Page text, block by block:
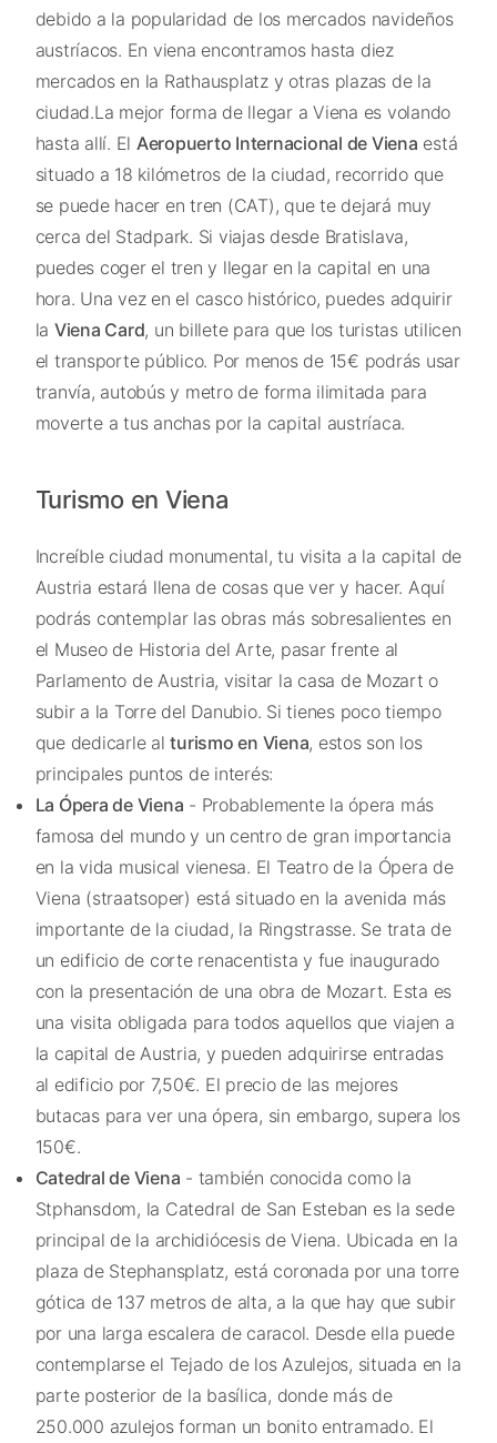
debido a la popularidad de los mercados navideños
austríacos. En viena encontramos hasta diez
mercados en la Rathausplatz y otras plazas de la
ciudad.La mejor forma de llegar a Viena es volando
hasta allí. El Aeropuerto Internacional de Viena está
situado a 18 kilómetros de la ciudad, recorrido que
se puede hacer en tren (CAT), que te dejará muy
cerca del Stadpark. Si viajas desde Bratislava,
puedes coger el tren y llegar en la capital en una
hora. Una vez en el casco histórico, puedes adquirir
la Viena Card, un billete para que los turistas utilicen
el transporte público. Por menos de 15€ podrás usar
tranvía, autobús y metro de forma ilimitada para
moverte a tus anchas por la capital austríaca.
Turismo en Viena
Increíble ciudad monumental, tu visita a la capital de
Austria estará llena de cosas que ver y hacer. Aquí
podrás contemplar las obras más sobresalientes en
el Museo de Historia del Arte, pasar frente al
Parlamento de Austria, visitar la casa de Mozart o
subir a la Torre del Danubio. Si tienes poco tiempo
que dedicarle alturismo en Viena, estos son los
principales puntos de interés:
La Ópera de Viena - Probablemente la ópera más
famosa del mundo y un centro de gran importancia
en la vida musical vienesa. El Teatro de la Ópera de
Viena (straatsoper) está situado en la avenida más
importante de la ciudad, la Ringstrasse. Se trata de
un edificio de corte renacentista y fue inaugurado
con la presentación de una obra de Mozart. Esta es
una visita obligada para todos aquellos que viajen a
la capital de Austria, y pueden adquirirse entradas
al edificio por 7,50€. El precio de las mejores
butacas para ver una ópera, sin embargo, supera los
150€.
Catedral de Viena - también conocida como la
Stphansdom, la Catedral de San Esteban es la sede
principal de la archidiócesis de Viena. Ubicada en la
plaza de Stephansplatz, está coronada por una torre
gótica de 137 metros de alta, a la que hay que subir
por una larga escalera de caracol. Desde ella puede
contemplarse el Tejado de los Azulejos, situada en la
parte posterior de la basílica, donde más de
250.000 azulejos forman un bonito entramado. El